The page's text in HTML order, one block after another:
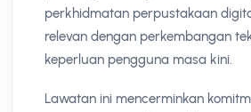
perkhidmatan perpustakaan
relevan dengan perkembangan
keperluan pengguna masa kini.
Lawatan ini mencerminkan